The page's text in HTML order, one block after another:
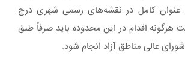
عنوان کامل در نقشه‌های رسمی شهری درج
اقدام در این محدوده باید صرفاً طبق
عالی مناطق آزاد انجام شود.